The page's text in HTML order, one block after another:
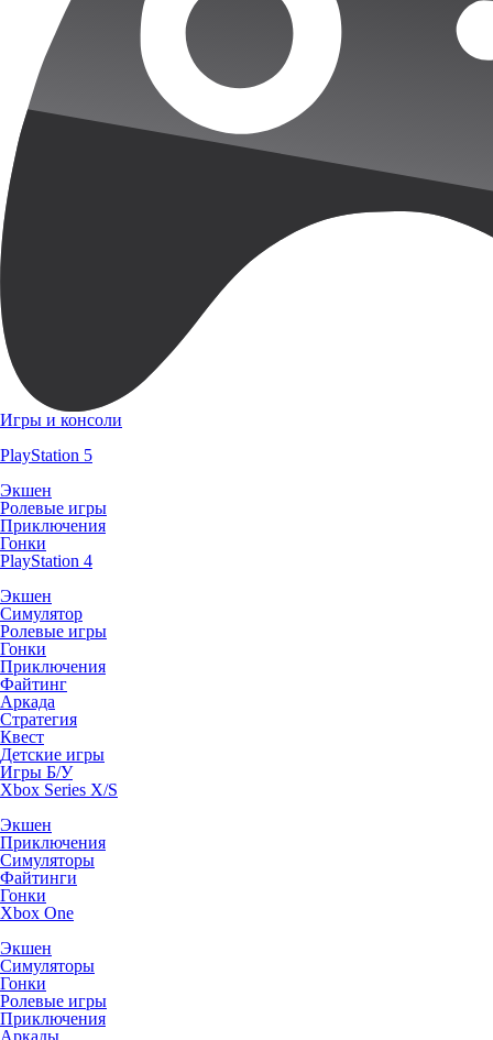
Игры и консоли
PlayStation 5
Экшен
Ролевые игры
Приключения
Гонки
PlayStation 4
Экшен
Симулятор
Ролевые игры
Гонки
Приключения
Файтинг
Аркада
Стратегия
Квест
Детские игры
Игры Б/У
Xbox Series X/S
Экшен
Приключения
Симуляторы
Файтинги
Гонки
Xbox One
Экшен
Симуляторы
Гонки
Ролевые игры
Приключения
Аркады